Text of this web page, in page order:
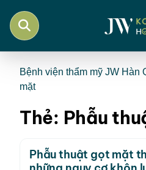
Bệnh viện thẩm mỹ JW Hàn
mặt
Thẻ: Phẫu
Phẫu thuật gọt mặt